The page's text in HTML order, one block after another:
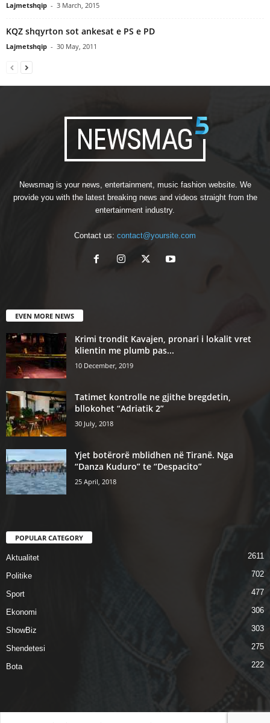
Lajmetshqip - 3 March, 2015
KQZ shqyrton sot ankesat e PS e PD
Lajmetshqip - 30 May, 2011
Newsmag is your news, entertainment, music fashion website. We
provide you with the latest breaking news and videos straight from the
entertainment industry.
Contact us: contact@yoursite.com
EVEN MORE NEWS
Krimi trondit Kavajen, pronari i lokalit vret
klientin me plumb pas...
10 December, 2019
Tatimet kontrolle ne gjithe bregdetin,
bllokohet “Adriatik 2”
30 July, 2018
Yjet botërorë mblidhen në Tiranë. Nga
“Danza Kuduro” te “Despacito”
25 April, 2018
POPULAR CATEGORY
Aktualitet 2611
Politike 702
Sport 477
Ekonomi 306
ShowBiz 303
Shendetesi 275
Bota 222